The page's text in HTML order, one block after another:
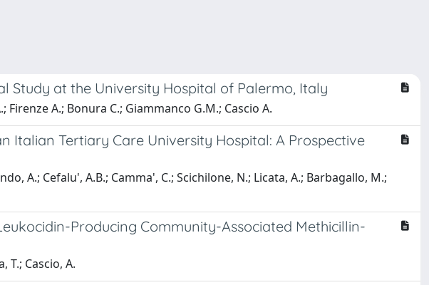
Study at the University Hospital of Palermo, Italy
Firenze A.; Bonura C.; Giammanco G.M.; Cascio A.
Italian Tertiary Care University Hospital: A Prospective
A.; Cefalu', A.B.; Camma', C.; Scichilone, N.; Licata, A.; Barbagallo, M.;
Producing Community-Associated Methicillin-
T.; Cascio, A.